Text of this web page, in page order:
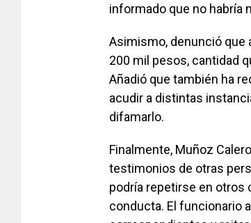
informado que no habría
Asimismo, denunció que
200 mil pesos, cantidad
Añadió que también ha
acudir a distintas
difamarlo.
Finalmente, Muñoz
testimonios de otras
podría repetirse en otros
conducta. El funcionario